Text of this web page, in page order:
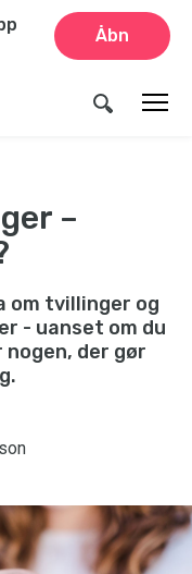
Åbn
–
om tvillinger og
- uanset om du
der gør